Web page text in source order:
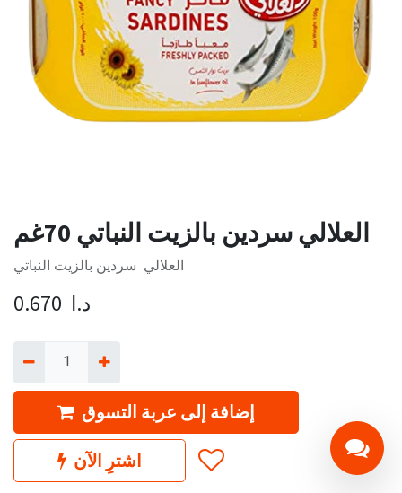
العلالي سردين بالزيت النباتي 70غم
العلالي سردين بالزيت النباتي
0.670 د.ا
إضافة إلى عربة التسوق
اشترِ الآن